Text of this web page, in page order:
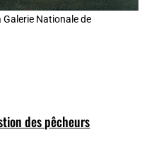
Galerie Nationale de
des pêcheurs